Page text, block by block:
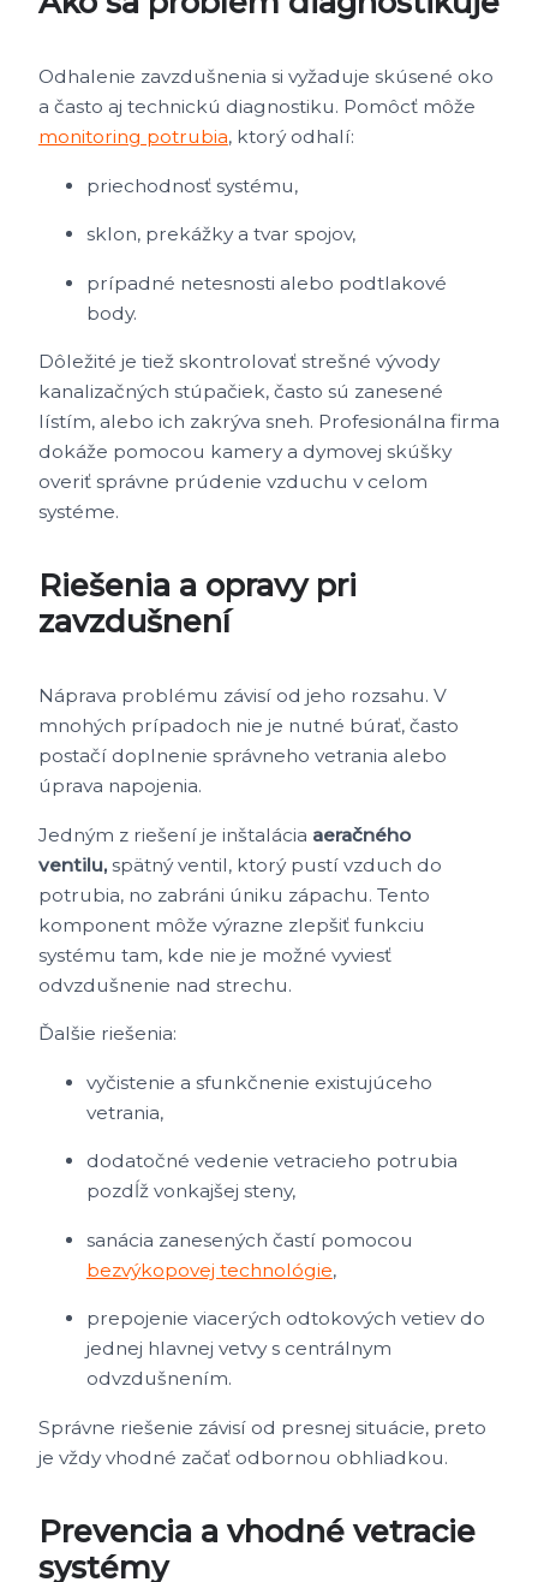
Odhalenie zavzdušnenia si vyžaduje skúsené oko
a často aj technickú diagnostiku. Pomôcť môže
monitoring potrubia, ktorý odhalí:
priechodnosť systému,
sklon, prekážky a tvar spojov,
prípadné netesnosti alebo podtlakové
body.
Dôležité je tiež skontrolovať strešné vývody
kanalizačných stúpačiek, často sú zanesené
lístím, alebo ich zakrýva sneh. Profesionálna firma
dokáže pomocou kamery a dymovej skúšky
overiť správne prúdenie vzduchu v celom
systéme.
Riešenia a opravy pri
zavzdušnení
Náprava problému závisí od jeho rozsahu. V
mnohých prípadoch nie je nutné búrať, často
postačí doplnenie správneho vetrania alebo
úprava napojenia.
Jedným z riešení je inštalácia aeračného
ventilu,spätný ventil, ktorý pustí vzduch do
potrubia, no zabráni úniku zápachu. Tento
komponent môže výrazne zlepšiť funkciu
systému tam, kde nie je možné vyviesť
odvzdušnenie nad strechu.
Ďalšie riešenia:
vyčistenie a sfunkčnenie existujúceho
vetrania,
dodatočné vedenie vetracieho potrubia
pozdĺž vonkajšej steny,
sanácia zanesených častí pomocou
bezvýkopovej technológie,
prepojenie viacerých odtokových vetiev do
jednej hlavnej vetvy s centrálnym
odvzdušnením.
Správne riešenie závisí od presnej situácie, preto
je vždy vhodné začať odbornou obhliadkou.
Prevencia a vhodné vetracie
systémy